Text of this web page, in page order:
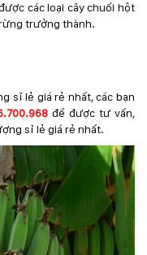
các loại cây chuối hột
trưởng thành.
sỉ lẻ giá rẻ nhất, các bạn
để được tư vấn,
sỉ lẻ giá rẻ nhất.